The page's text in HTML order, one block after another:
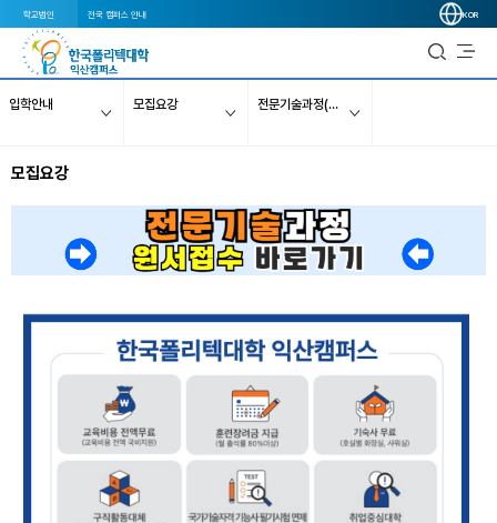
학교법인 전국 캠퍼스 안내 KOR
입학안내 모집요강 전문기술과정(국비1년)
모집요강